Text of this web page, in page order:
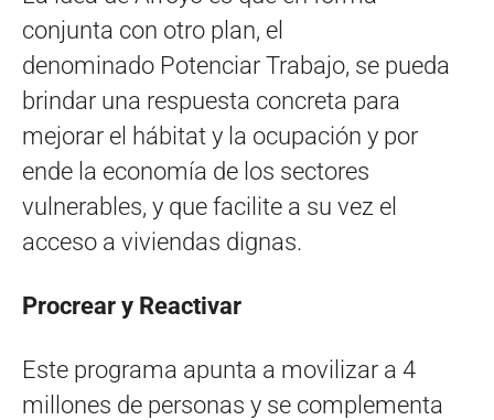
conjunta con otro plan, el
denominado Potenciar Trabajo, se pueda
brindar una respuesta concreta para
mejorar el hábitat y la ocupación y por
ende la economía de los sectores
vulnerables, y que facilite a su vez el
acceso a viviendas dignas.
Procrear y Reactivar
Este programa apunta a movilizar a 4
millones de personas y se complementa